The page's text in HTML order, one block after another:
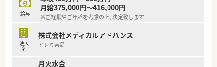
給与
月給375,000円～416,000円
※ご経験やご年齢を考慮の上、決定致します
法人
名
株式会社メディカルアドバンス
ドレミ薬局
月火水金